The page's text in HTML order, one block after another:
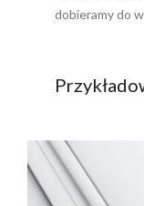
dobieramy do